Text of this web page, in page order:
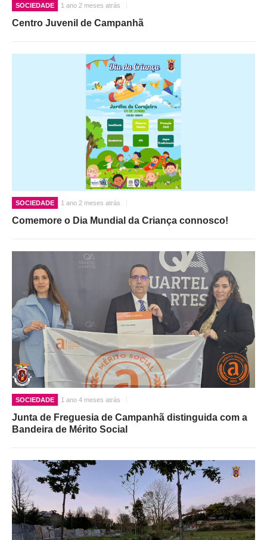
SOCIEDADE 1 ano 2 meses atrás
Centro Juvenil de Campanhã
SOCIEDADE 1 ano 2 meses atrás
Comemore o Dia Mundial da Criança connosco!
SOCIEDADE 1 ano 4 meses atrás
Junta de Freguesia de Campanhã distinguida com a
Bandeira de Mérito Social